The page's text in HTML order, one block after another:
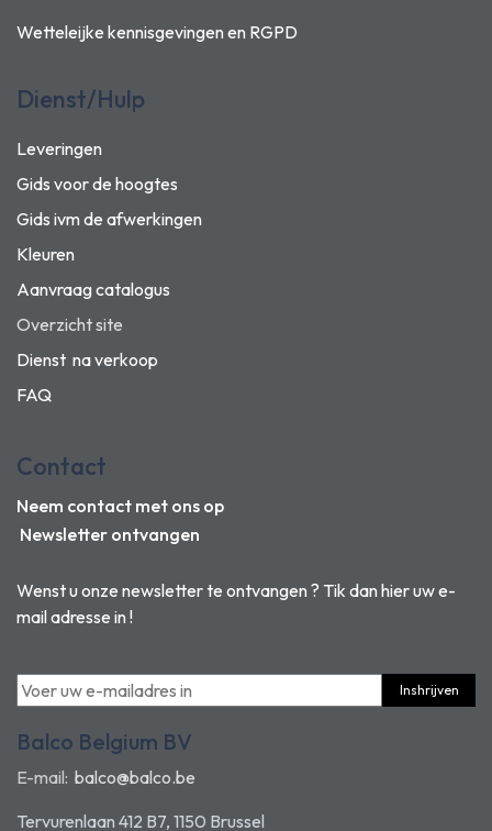
Wetteleijke kennisgevingen en RGPD
Dienst/Hulp
Leveringen
Gids voor de hoogtes
Gids ivm de afwerkingen
Kleuren
Aanvraag catalogus
Overzicht site
Dienst na verkoop
FAQ
Wenst u onze newsletter te ontvangen ? Tik dan hier uw e-
mail adresse in !
Inshrijven
Balco Belgium BV
E-mail: balco@balco.be
Tervurenlaan 412 B7, 1150 Brussel
Contact
Neem contact met ons op
Newsletter ontvangen